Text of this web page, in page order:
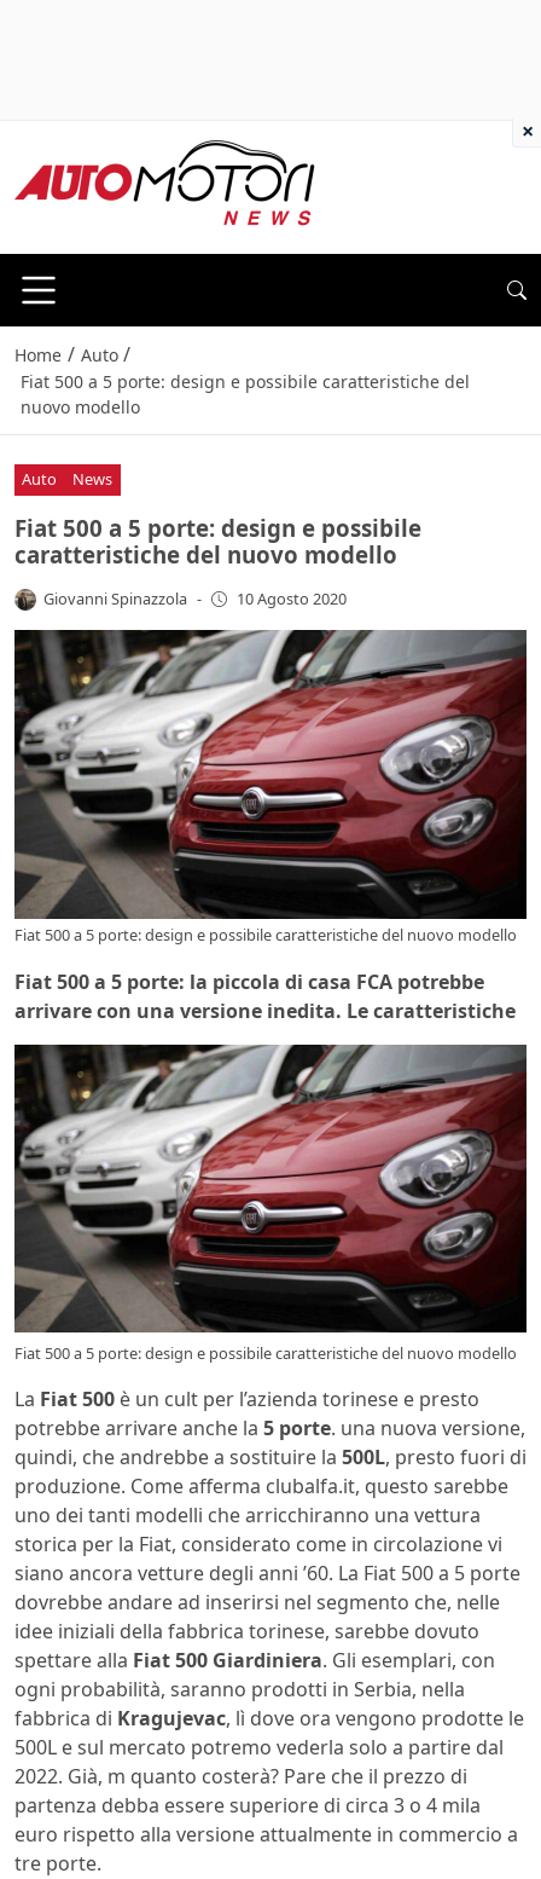
Home / Auto /
Fiat 500 a 5 porte: design e possibile caratteristiche del
nuovo modello
Auto News
Fiat 500 a 5 porte: design e possibile
caratteristiche del nuovo modello
Giovanni Spinazzola - 10 Agosto 2020
Fiat 500 a 5 porte: design e possibile caratteristiche del nuovo modello
Fiat 500 a 5 porte: la piccola di casa FCA potrebbe
arrivare con una versione inedita. Le caratteristiche
Fiat 500 a 5 porte: design e possibile caratteristiche del nuovo modello
La Fiat 500 è un cult per l’azienda torinese e presto
potrebbe arrivare anche la 5 porte. una nuova versione,
quindi, che andrebbe a sostituire la 500L, presto fuori di
produzione. Come afferma clubalfa.it, questo sarebbe
uno dei tanti modelli che arricchiranno una vettura
storica per la Fiat, considerato come in circolazione vi
siano ancora vetture degli anni ’60. La Fiat 500 a 5 porte
dovrebbe andare ad inserirsi nel segmento che, nelle
idee iniziali della fabbrica torinese, sarebbe dovuto
spettare alla Fiat 500 Giardiniera. Gli esemplari, con
ogni probabilità, saranno prodotti in Serbia, nella
fabbrica di Kragujevac, lì dove ora vengono prodotte le
500L e sul mercato potremo vederla solo a partire dal
2022. Già, m quanto costerà? Pare che il prezzo di
partenza debba essere superiore di circa 3 o 4 mila
euro rispetto alla versione attualmente in commercio a
tre porte.
×